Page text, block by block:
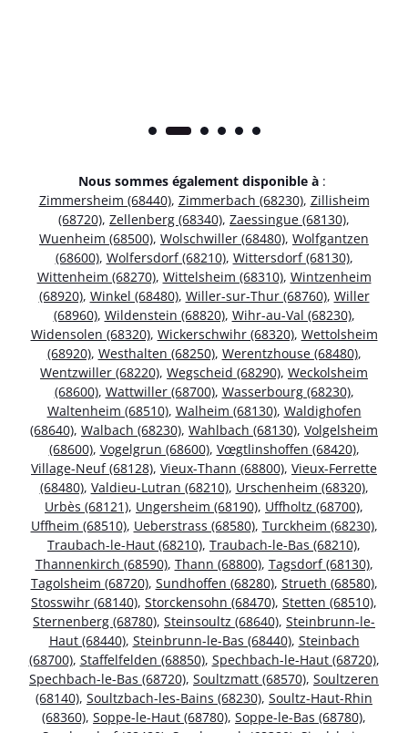
Nous sommes également disponible à :
Zimmersheim (68440), Zimmerbach (68230), Zillisheim
(68720), Zellenberg (68340), Zaessingue (68130),
Wuenheim (68500), Wolschwiller (68480), Wolfgantzen
(68600), Wolfersdorf (68210), Wittersdorf (68130),
Wittenheim (68270), Wittelsheim (68310), Wintzenheim
(68920), Winkel (68480), Willer-sur-Thur (68760), Willer
(68960), Wildenstein (68820), Wihr-au-Val (68230),
Widensolen (68320), Wickerschwihr (68320), Wettolsheim
(68920), Westhalten (68250), Werentzhouse (68480),
Wentzwiller (68220), Wegscheid (68290), Weckolsheim
(68600), Wattwiller (68700), Wasserbourg (68230),
Waltenheim (68510), Walheim (68130), Waldighofen
(68640), Walbach (68230), Wahlbach (68130), Volgelsheim
(68600), Vogelgrun (68600), Vœgtlinshoffen (68420),
Village-Neuf (68128), Vieux-Thann (68800), Vieux-Ferrette
(68480), Valdieu-Lutran (68210), Urschenheim (68320),
Urbès (68121), Ungersheim (68190), Uffholtz (68700),
Uffheim (68510), Ueberstrass (68580), Turckheim (68230),
Traubach-le-Haut (68210), Traubach-le-Bas (68210),
Thannenkirch (68590), Thann (68800), Tagsdorf (68130),
Tagolsheim (68720), Sundhoffen (68280), Strueth (68580),
Stosswihr (68140), Storckensohn (68470), Stetten (68510),
Sternenberg (68780), Steinsoultz (68640), Steinbrunn-le-
Haut (68440), Steinbrunn-le-Bas (68440), Steinbach
(68700), Staffelfelden (68850), Spechbach-le-Haut (68720),
Spechbach-le-Bas (68720), Soultzmatt (68570), Soultzeren
(68140), Soultzbach-les-Bains (68230), Soultz-Haut-Rhin
(68360), Soppe-le-Haut (68780), Soppe-le-Bas (68780),